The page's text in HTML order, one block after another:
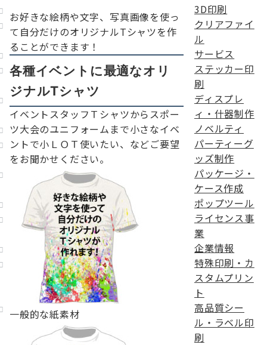
お好きな絵柄や文字、写真画像を使っ
て自分だけのオリジナルTシャツを作
ることができます！
各種イベントに最適なオリ
ジナルTシャツ
イベントスタッフＴシャツからスポー
ツ大会のユニフォームまで小さなイベ
ントで小ＬＯＴ使いたい、などご要望
をお聞かせください。
一般的な紙素材
3D印刷
クリアファイ
ル
サービス
ステッカー印
刷
ディスプレ
ィ・什器制作
ノベルティ
パーティーグ
ッズ制作
パッケージ・
ケース作成
ポップツール
ライセンス事
業
企業情報
特殊印刷・カ
スタムプリン
ト
高品質シー
ル・ラベル印
刷